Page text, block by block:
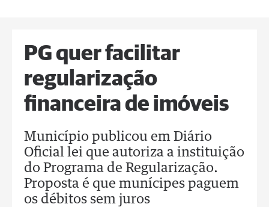
PG quer facilitar
regularização
financeira de imóveis
Município publicou em Diário
Oficial lei que autoriza a instituição
do Programa de Regularização.
Proposta é que munícipes paguem
os débitos sem juros